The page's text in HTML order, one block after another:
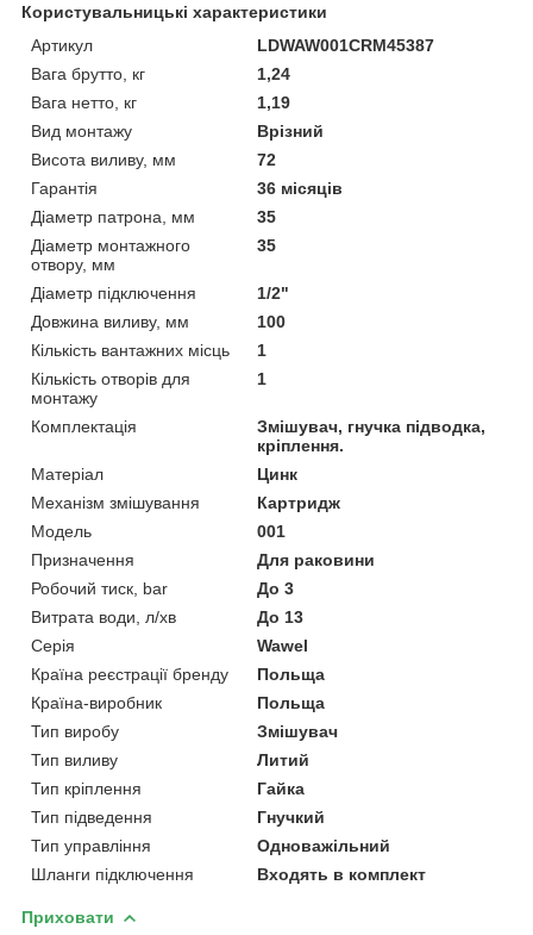
Користувальницькі характеристики
Артикул
LDWAW001CRM45387
Вага брутто, кг
1,24
Вага нетто, кг
1,19
Вид монтажу
Врізний
Висота виливу, мм
72
Гарантія
36 місяців
Діаметр патрона, мм
35
Діаметр монтажного
отвору, мм
35
Діаметр підключення
1/2"
Довжина виливу, мм
100
Кількість вантажних місць
1
Кількість отворів для
монтажу
1
Комплектація
Змішувач, гнучка підводка,
кріплення.
Матеріал
Цинк
Механізм змішування
Картридж
Мoдель
001
Призначення
Для раковини
Робочий тиск, bar
До 3
Витрата води, л/хв
До 13
Серія
Wawel
Країна реєстрації бренду
Польща
Країна-виробник
Польща
Тип виробу
Змішувач
Тип виливу
Литий
Тип кріплення
Гайка
Тип підведення
Гнучкий
Тип управління
Одноважільний
Шланги підключення
Входять в комплект
Приховати